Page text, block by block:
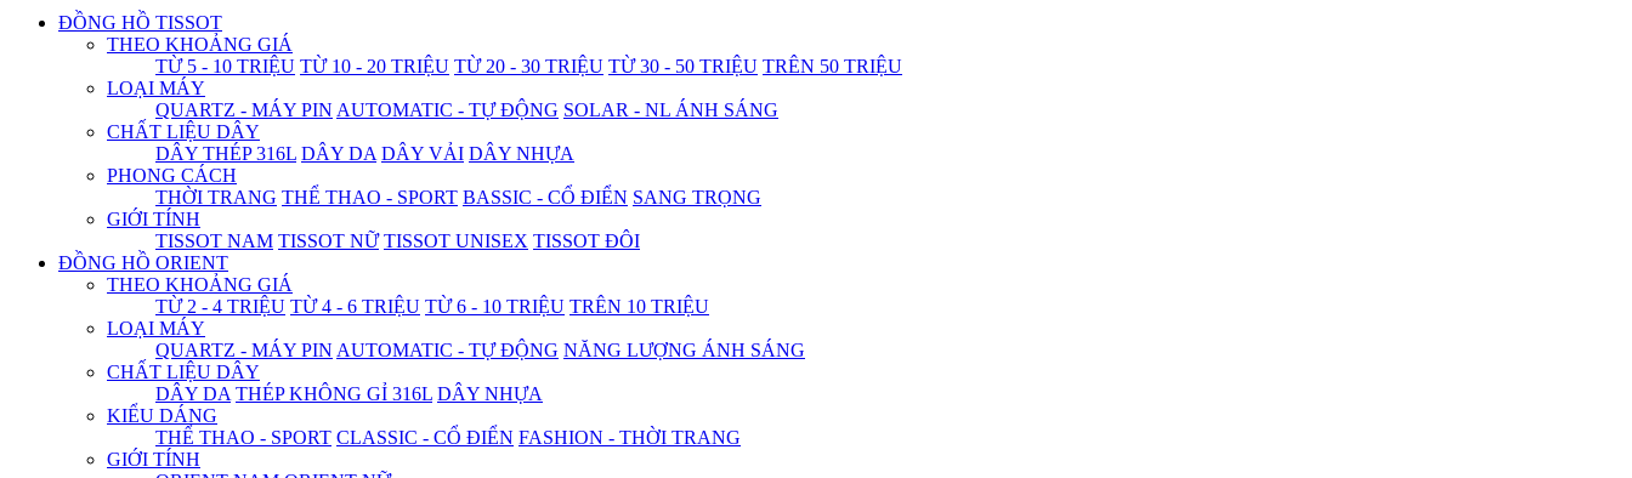
ĐỒNG HỒ TISSOT
THEO KHOẢNG GIÁ
TỪ 5 - 10 TRIỆU TỪ 10 - 20 TRIỆU TỪ 20 - 30 TRIỆU TỪ 30 - 50 TRIỆU TRÊN 50 TRIỆU
LOẠI MÁY
QUARTZ - MÁY PIN AUTOMATIC - TỰ ĐỘNG SOLAR - NL ÁNH SÁNG
CHẤT LIỆU DÂY
DÂY THÉP 316L DÂY DA DÂY VẢI DÂY NHỰA
PHONG CÁCH
THỜI TRANG THỂ THAO - SPORT BASSIC - CỔ ĐIỂN SANG TRỌNG
GIỚI TÍNH
TISSOT NAM TISSOT NỮ TISSOT UNISEX TISSOT ĐÔI
ĐỒNG HỒ ORIENT
THEO KHOẢNG GIÁ
TỪ 2 - 4 TRIỆU TỪ 4 - 6 TRIỆU TỪ 6 - 10 TRIỆU TRÊN 10 TRIỆU
LOẠI MÁY
QUARTZ - MÁY PIN AUTOMATIC - TỰ ĐỘNG NĂNG LƯỢNG ÁNH SÁNG
CHẤT LIỆU DÂY
DÂY DA THÉP KHÔNG GỈ 316L DÂY NHỰA
KIỂU DÁNG
THỂ THAO - SPORT CLASSIC - CỔ ĐIỂN FASHION - THỜI TRANG
GIỚI TÍNH